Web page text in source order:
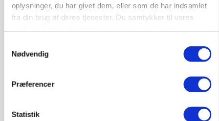
oplysninger, du har givet dem, eller som de har indsamlet
fra din brug af deres tjenester. Du samtykker til vores
Nødvendig
Præferencer
Statistik
MARKED
Russisk mælkepris dykker 23 procent